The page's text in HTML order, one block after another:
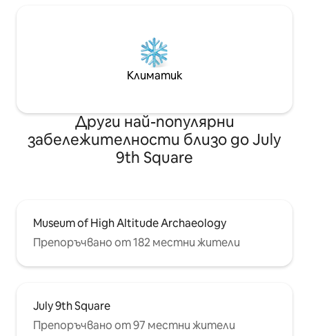
Климатик
Други най-популярни
забележителности близо до July
9th Square
Museum of High Altitude Archaeology
Препоръчвано от 182 местни жители
July 9th Square
Препоръчвано от 97 местни жители